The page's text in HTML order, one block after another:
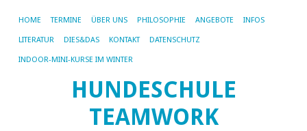
HOME TERMINE ÜBER UNS PHILOSOPHIE ANGEBOTE INFOS
LITERATUR DIES&DAS KONTAKT DATENSCHUTZ
INDOOR-MINI-KURSE IM WINTER
HUNDESCHULE
TEAMWORK